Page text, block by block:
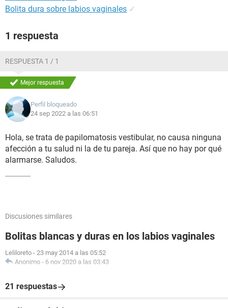
saber si es grave
Bolita dura sobre labios vaginales ✓
1 respuesta
RESPUESTA 1 / 1
Mejor respuesta
Perfil bloqueado
24 sep 2022 a las 06:51
Hola, se trata de papilomatosis vestibular, no causa ninguna
afección a tu salud ni la de tu pareja. Así que no hay por qué
alarmarse. Saludos.
Discusiones similares
Bolitas blancas y duras en los labios vaginales
Leliloreto - 23 may 2014 a las 05:52
Anonimo - 6 nov 2020 a las 03:43
21 respuestas